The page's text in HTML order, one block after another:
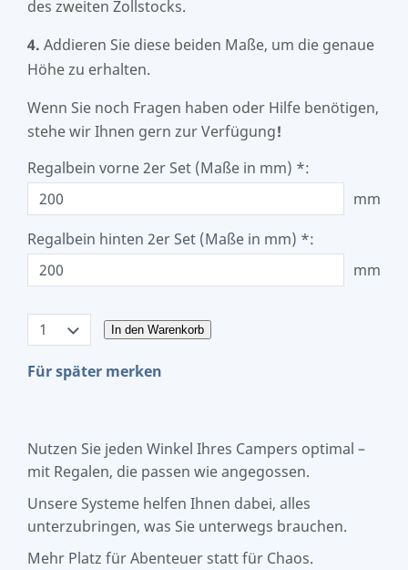
des zweiten Zollstocks.
4. Addieren Sie diese beiden Maße, um die genaue
Höhe zu erhalten.
Wenn Sie noch Fragen haben oder Hilfe benötigen,
stehe wir Ihnen gern zur Verfügung!
Regalbein vorne 2er Set (Maße in mm) *:
mm
Regalbein hinten 2er Set (Maße in mm) *:
mm
In den Warenkorb
Für später merken
Nutzen Sie jeden Winkel Ihres Campers optimal –
mit Regalen, die passen wie angegossen.
Unsere Systeme helfen Ihnen dabei, alles
unterzubringen, was Sie unterwegs brauchen.
Mehr Platz für Abenteuer statt für Chaos.